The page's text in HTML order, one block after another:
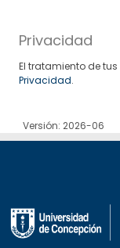
Privacidad
El tratamiento de
Privacidad.
Versión: 2026-06